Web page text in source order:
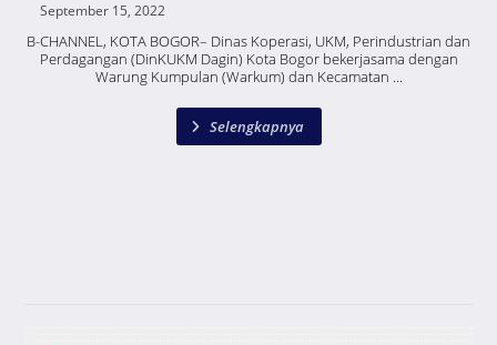
September 15, 2022
B-CHANNEL, KOTA BOGOR– Dinas Koperasi, UKM, Perindustrian dan
Perdagangan (DinKUKM Dagin) Kota Bogor bekerjasama dengan
Warung Kumpulan (Warkum) dan Kecamatan ...
Selengkapnya